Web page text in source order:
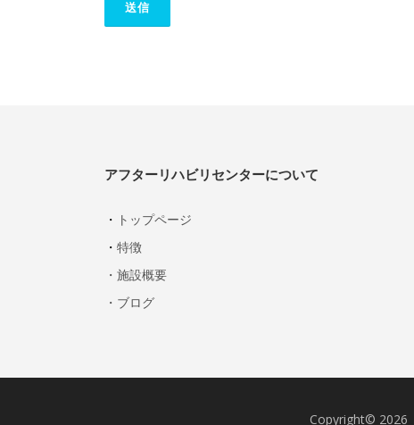
アフターリハビリセンターについて
・ トップページ
・ 特徴
・施設概要
・ブログ
Copyright© 2026